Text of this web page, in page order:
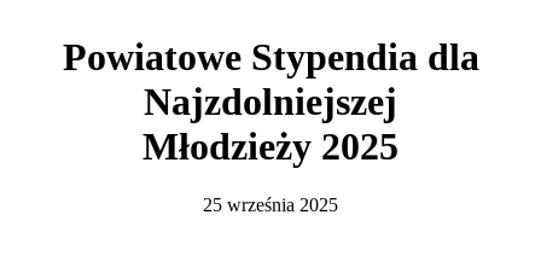
Powiatowe Stypendia dla
Najzdolniejszej
Młodzieży 2025
25 września 2025